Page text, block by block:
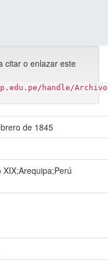
citar o enlazar este
handle/
de 1845